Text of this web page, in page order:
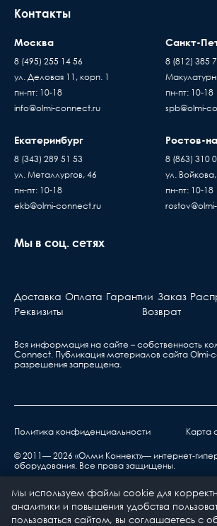
Контакты
Москва
8 (495) 255 14 56
ул. Деловая 11, корп. 1
пн-пт: 10-18
info@olmi-connect.ru
Санкт-
8 (812) 385
пн-пт: 10-18
spb@olmi-
Екатеринбург
8 (343) 289 51 53
ул. Металлургов, 46
пн-пт: 10-18
ekb@olmi-connect.ru
Ростов-
8 (863) 310
ул.
пн-пт: 10-18
Мы в соц. сетях
Доставка Оплата Гарантии Заказ
Реквизиты
Возврат
Вся информация на сайте – собственность
Сonnect. Публикация материалов сайта Olmi-
разрешения запрещена.
Политика конфиденциальности Карта
© 2011— 2026 «Олми Коннект»— интернет-
оборудования. Все права защищены.
Мы используем файлы cookie для
аналитики и повышения удобства
пользоваться сайтом, вы соглашаетесь с